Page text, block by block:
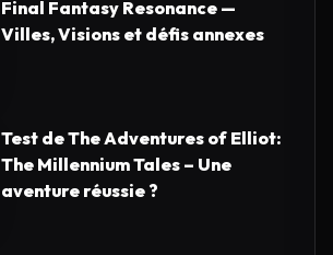
Final Fantasy Resonance —
Villes, Visions et défis annexes
Test de The Adventures of Elliot:
The Millennium Tales – Une
aventure réussie ?